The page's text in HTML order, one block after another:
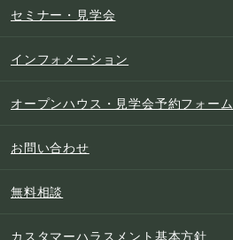
セミナー・見学会
インフォメーション
オープンハウス・見学会予約フォーム
お問い合わせ
無料相談
カスタマーハラスメント基本方針